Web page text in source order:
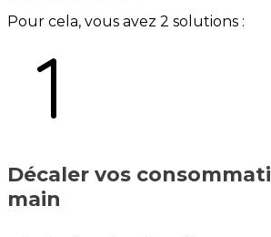
Pour cela, vous avez 2 solutions :
Décaler vos
main